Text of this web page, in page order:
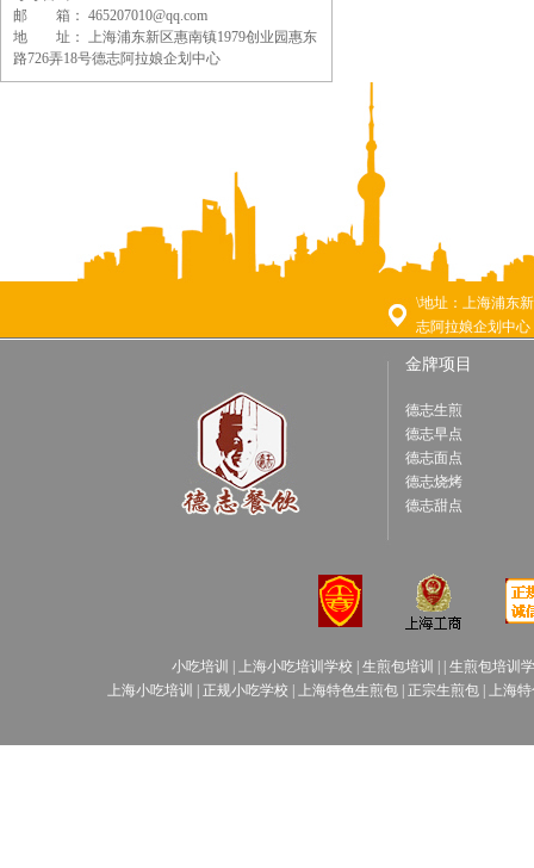
邮 箱： 465207010@qq.com
地 址： 上海浦东新区惠南镇1979创业园惠东
路726弄18号德志阿拉娘企划中心
\地址：上海浦东
志阿拉娘企划中心
金牌项目
德志生煎
德志早点
德志面点
德志烧烤
德志甜点
小吃培训 上海小吃培训学校 生煎包培训
生煎包培训
上海小吃培训
正规小吃学校 上海特色生煎包 正宗生煎包 上海